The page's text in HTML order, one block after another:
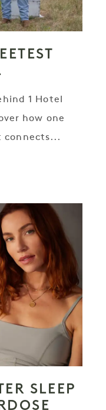
1 Hotel
how one
connects...
SLEEP